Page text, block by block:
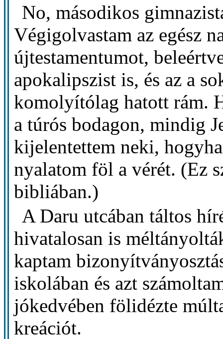
No, másodikos
Végigolvastam az egész
újtestamentumot,
apokalipszist is, és az a
komolyítólag hatott rám.
a túrós bodagon, mindig
kijelentettem neki,
nyalatom föl a vérét. (Ez
bibliában.)
A Daru utcában táltos
hivatalosan is
kaptam
iskolában és azt
jókedvében fölidézte
kreációt.